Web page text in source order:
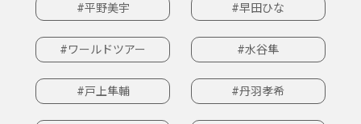
#平野美宇 #早田ひな
#ワールドツアー #水谷隼
#戸上隼輔 #丹羽孝希